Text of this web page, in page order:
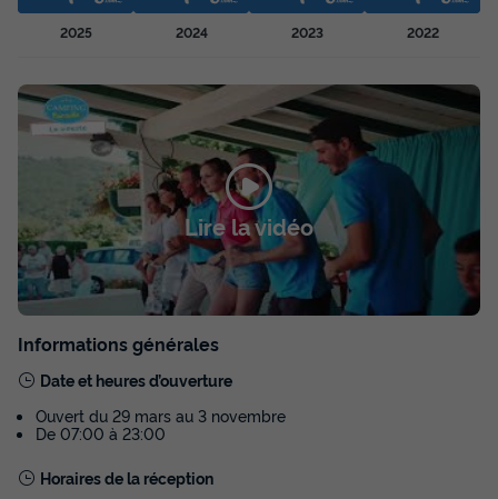
Annulation gratuite
Surface
25m²
Adultes Chambres
2
Salle de bain
Terrasse couverte Accès wifi
Animaux autorisés *
Barbecue
Cafetière
+ 7
MOBILHOME 4 personnes - Cottage
du21/09/2026au28/09/2026
Meilleur prix pour 7 nuits
Modifier les dates
2025 2024 2023 2022
Lire la vidéo
Informations générales
Date et heures d’ouverture
Ouvert du 29 mars au 3 novembre
De 07:00 à 23:00
Horaires de la réception